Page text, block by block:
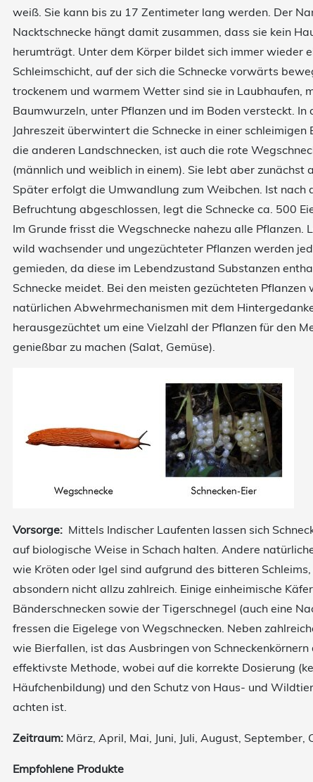
weiß. Sie kann bis zu 17 Zentimeter lang werden. Der
Nacktschnecke hängt damit zusammen, dass sie kein
herumträgt. Unter dem Körper bildet sich immer wieder
Schleimschicht, auf der sich die Schnecke vorwärts
trockenem und warmem Wetter sind sie in Laubhaufen,
Baumwurzeln, unter Pflanzen und im Boden versteckt. In
Jahreszeit überwintert die Schnecke in einer schleimigen
die anderen Landschnecken, ist auch die rote
(männlich und weiblich in einem). Sie lebt aber zunächst
Später erfolgt die Umwandlung zum Weibchen. Ist nach
Befruchtung abgeschlossen, legt die Schnecke ca. 500
Im Grunde frisst die Wegschnecke nahezu alle Pflanzen.
wild wachsender und ungezüchteter Pflanzen werden
gemieden, da diese im Lebendzustand Substanzen
Schnecke meidet. Bei den meisten gezüchteten Pflanzen
natürlichen Abwehrmechanismen mit dem
herausgezüchtet um eine Vielzahl der Pflanzen für den
genießbar zu machen (Salat, Gemüse).
Vorsorge: Mittels Indischer Laufenten lassen sich
auf biologische Weise in Schach halten. Andere
wie Kröten oder Igel sind aufgrund des bitteren
absondern nicht allzu zahlreich. Einige einheimische
Bänderschnecken sowie der Tigerschnegel (auch eine
fressen die Eigelege von Wegschnecken. Neben
wie Bierfallen, ist das Ausbringen von
effektivste Methode, wobei auf die korrekte Dosierung
Häufchenbildung) und den Schutz von Haus- und
achten ist.
Zeitraum: März, April, Mai, Juni, Juli, August, September,
Empfohlene Produkte